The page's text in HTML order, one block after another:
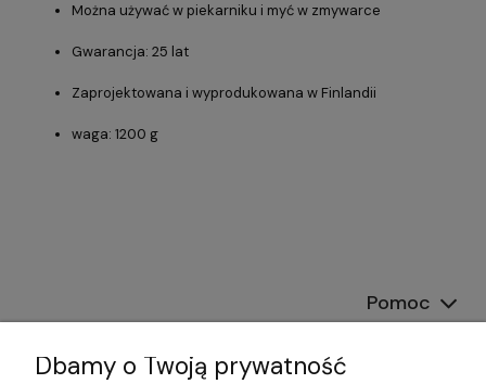
Można używać w piekarniku i myć w zmywarce
Gwarancja: 25 lat
Zaprojektowana i wyprodukowana w Finlandii
waga: 1200 g
Pomoc
Dbamy o Twoją prywatność